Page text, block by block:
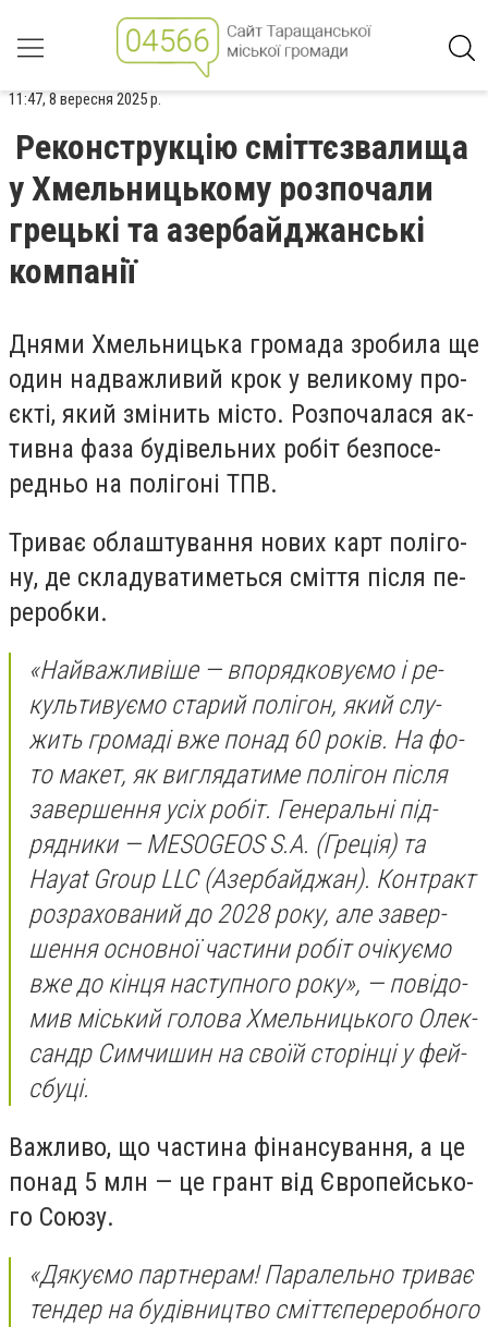
11:47, 8 вересня 2025 р.
Реконструкцію сміттєзвалища
у Хмельницькому розпочали
грецькі та азербайджанські
компанії
Дня­ми Хмель­ницька гро­ма­да зро­би­ла ще
один над­важли­вий крок у ве­ли­ко­му про­
єк­ті, який змі­нить міс­то. Роз­по­ча­ла­ся ак­
тивна фа­за бу­ді­вель­них ро­біт без­по­се­
редньо на по­лі­го­ні ТПВ.
Три­ває об­лашту­ван­ня но­вих карт по­лі­го­
ну, де скла­ду­ва­ти­меть­ся сміт­тя піс­ля пе­
ре­роб­ки.
«Най­важ­ли­ві­ше — впо­ряд­ко­ву­ємо і ре­
куль­ти­ву­ємо ста­рий по­лі­гон, який слу­
жить гро­ма­ді вже по­над 60 ро­ків. На фо­
то ма­кет, як виг­ля­да­ти­ме по­лі­гон піс­ля
за­вер­шення усіх ро­біт. Ге­не­раль­ні під­
рядни­ки — MESOGEOS S.A. (Гре­ція) та
Hayat Group LLC (Азер­бай­джан). Кон­тракт
роз­ра­хо­ва­ний до 2028 ро­ку, але за­вер­
шення ос­новної час­ти­ни ро­біт очі­ку­ємо
вже до кін­ця нас­тупно­го ро­ку», — по­ві­до­
мив місь­кий го­ло­ва Хмель­ницько­го Олек­
сандр Сим­чи­шин на сво­їй сто­рін­ці у фей­
сбу­ці.
Важ­ли­во, що час­ти­на фі­нан­су­ван­ня, а це
по­над 5 млн — це грант від Єв­ро­пей­сько­
го Со­юзу.
«Дя­ку­ємо пар­тне­рам! Па­ра­лель­но три­ває
тен­дер на бу­дів­ниц­тво сміт­тє­пе­ре­роб­но­го